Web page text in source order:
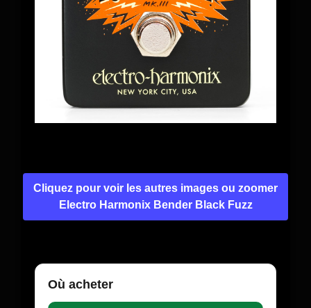
Cliquez pour voir les autres images ou zoomer
Electro Harmonix Bender Black Fuzz
Où acheter